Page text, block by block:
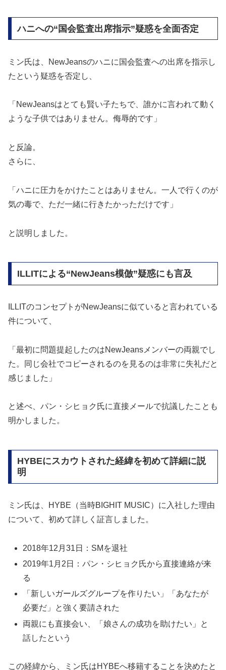
ハニへの“国会監査出席指示”疑惑を全面否定
ミン氏は、NewJeansのハニに国会監査への出席を指示し
たという疑惑を否定し、
「NewJeansはとても賢い子たちで、誰かに言われて動く
ような子供ではありません。侮辱的です」
と反論。
さらに、
「ハニに圧力をかけたことはありません。一人で行くのが
気の毒で、ただ一緒に行きたかっただけです」
と説明しました。
ILLITによる“NewJeans模倣”疑惑にも言及
ILLITのコンセプトがNewJeansに似ていると言われている
件について、
「最初に問題提起したのはNewJeansメンバーの両親でし
た。同じ会社でコピーされるのを見るのは非常に失礼だと
感じました」
と述べ、パン・シヒョク氏に直接メールで抗議したことも
明かしました。
HYBEにスカウトされた経緯を初めて詳細に説
明
ミン氏は、HYBE（当時BIGHIT MUSIC）に入社した理由
について、初めて詳しく証言しました。
2018年12月31日：SMを退社
2019年1月2日：パン・シヒョク氏から直接連絡が来
る
「新しいガールズグループを作りたい」「あなたが
必要だ」と強く要請された
両親にも直接会い、「娘さんの成功を助けたい」と
話したという
この経緯から、ミン氏はHYBEへ移籍することを決めたと